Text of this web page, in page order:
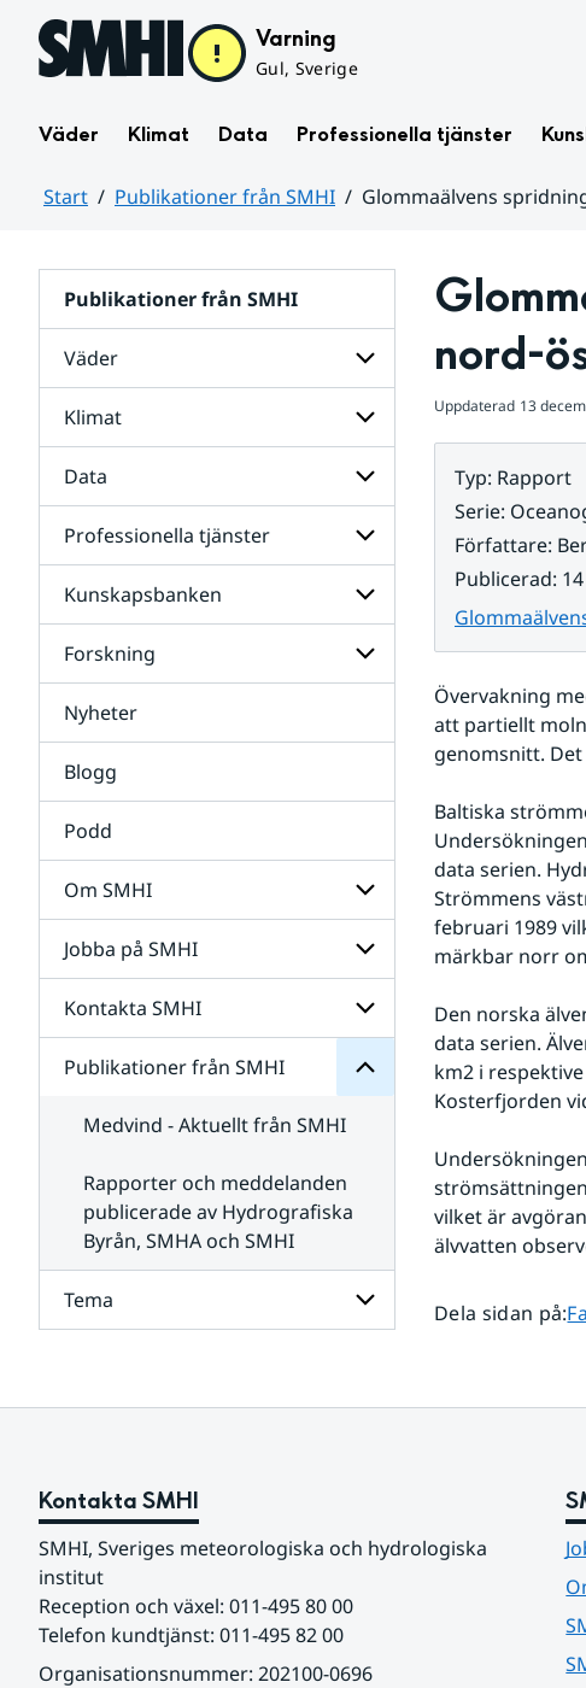
Hoppa till sidans innehåll Varning
Gul, Sverige
Väder Klimat Data Professionella tjänster
Start Publikationer från SMHI
Glommaälvens
Publikationer från SMHI
Väder
Undersidor
för
Väder
Klimat
Undersidor
för
Klimat
Data
Undersidor
för
Data
Professionella tjänster
Undersidor
för
Professionella
tjänster
Kunskapsbanken
Undersidor
för
Kunskapsbanken
Forskning
Undersidor
för
Forskning
Nyheter
Blogg
Podd
Om SMHI
Undersidor
för
Om
SMHI
Jobba på SMHI
Undersidor
för
Jobba
på
Kontakta SMHI
Undersidor
Kontakta
SMHI
Publikationer från SMHI
Undersidor
för
Publikationer
från
SMHI
Medvind - Aktuellt från SMHI
Rapporter och meddelanden
publicerade av Hydrografiska
Byrån, SMHA och SMHI
Tema
Tema
nord-
Uppdaterad 13
Typ: Rapport
Serie:
Författare:
Publicerad:
Övervakning
att partiellt
genomsnitt.
Baltiska
data serien.
Strömmens
februari 1989
märkbar norr
Den norska
data serien.
km2 i
Kosterfjorden
vilket är
älvvatten
Dela sidan på:
Kontakta SMHI
SMHI, Sveriges meteorologiska och hydrologiska
institut
Reception och växel: 011-495 80 00
Telefon kundtjänst: 011-495 82 00
Organisationsnummer: 202100-0696